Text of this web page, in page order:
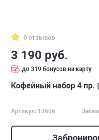
0 отзывов
3 190 руб.
до 319 бонусов на карту
Кофейный набор 4 пр.
Артикул: 13606